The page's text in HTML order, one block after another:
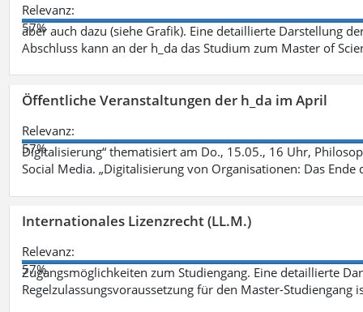
Relevanz:
57%
aber auch dazu (siehe Grafik). Eine detaillierte Darstellung
Abschluss kann an der h_da das Studium zum Master of
Öffentliche Veranstaltungen der h_da im April
Relevanz:
57%
Digitalisierung“ thematisiert am Do., 15.05., 16 Uhr,
Social Media. „Digitalisierung von Organisationen: Das Ende
Internationales Lizenzrecht (LL.M.)
Relevanz:
57%
Zugangsmöglichkeiten zum Studiengang. Eine detaillierte
Regelzulassungsvoraussetzung für den Master-